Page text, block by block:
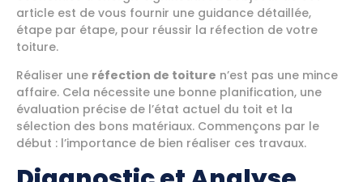
article est de vous fournir une guidance détaillée,
étape par étape, pour réussir la réfection de votre
toiture.
Réaliser une réfection de toiture n’est pas une mince
affaire. Cela nécessite une bonne planification, une
évaluation précise de l’état actuel du toit et la
sélection des bons matériaux. Commençons par le
début : l’importance de bien réaliser ces travaux.